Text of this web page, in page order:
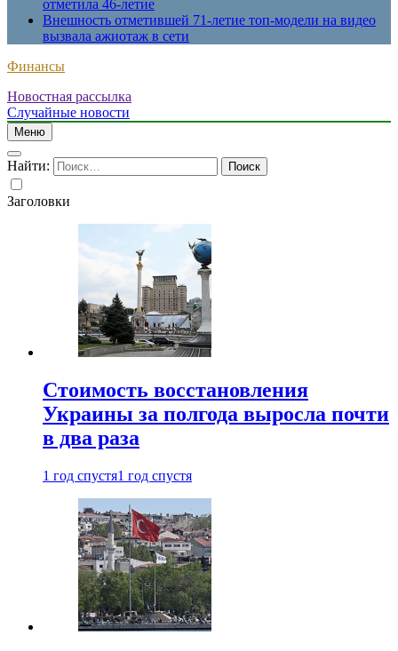
отметила 46-летие
Внешность отметившей 71-летие топ-модели на видео
вызвала ажиотаж в сети
Финансы
Новостная рассылка
Случайные новости
Меню
Найти:
Заголовки
Стоимость восстановления
Украины за полгода выросла почти
в два раза
1 год спустя1 год спустя